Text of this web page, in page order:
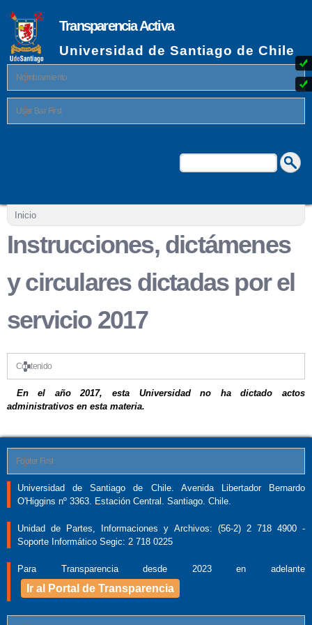
contenido
principal
Transparencia Activa
Universidad de Santiago de Chile
Nombramiento
User Bar First
Formulario de búsqueda
Buscar
Se encuentra usted aquí
Inicio
Instrucciones, dictámenes
y circulares dictadas por el
servicio 2017
Contenido
En el año 2017, esta Universidad no ha dictado actos
administrativos en esta materia.
Footer First
Universidad de Santiago de Chile. Avenida Libertador Bernardo
O'Higgins nº 3363. Estación Central. Santiago. Chile.
Unidad de Partes, Informaciones y Archivos: (56-2) 2 718 4900 -
Soporte Informático Segic: 2 718 0225
Para Transparencia desde 2023 en adelante
Ir al Portal de Transparencia